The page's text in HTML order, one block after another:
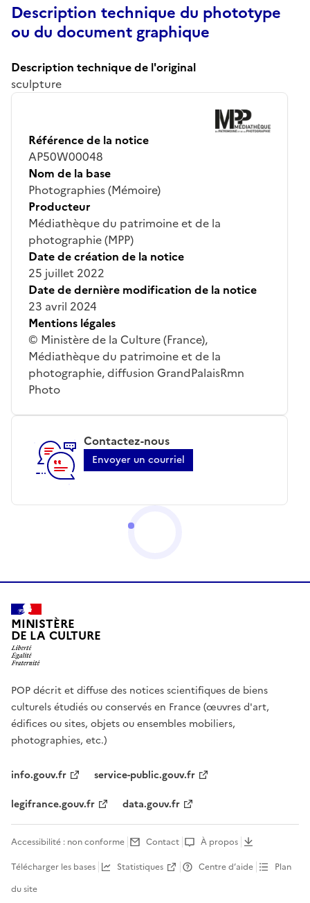
Description technique du phototype
ou du document graphique
Description technique de l'original
sculpture
Référence de la notice
AP50W00048
Nom de la base
Photographies (Mémoire)
Producteur
Médiathèque du patrimoine et de la
photographie (MPP)
Date de création de la notice
25 juillet 2022
Date de dernière modification de la notice
23 avril 2024
Mentions légales
© Ministère de la Culture (France),
Médiathèque du patrimoine et de la
photographie, diffusion GrandPalaisRmn
Photo
Contactez-nous
Envoyer un courriel
MINISTÈRE
DE LA CULTURE
POP décrit et diffuse des notices scientifiques de biens
culturels étudiés ou conservés en France (œuvres d'art,
édifices ou sites, objets ou ensembles mobiliers,
photographies, etc.)
info.gouv.fr
service-public.gouv.fr
legifrance.gouv.fr
data.gouv.fr
Accessibilité : non conforme Contact
À propos
Télécharger les bases
Statistiques Centre d’aide
Plan
du site